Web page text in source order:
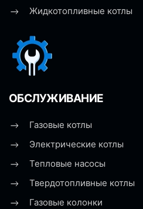
Жидкотопливные котлы
ОБСЛУЖИВАНИЕ
Газовые котлы
Электрические котлы
Тепловые насосы
Твердотопливные котлы
Газовые колонки